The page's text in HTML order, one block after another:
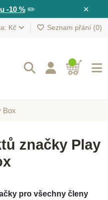
×
-10 %✏️
Kč Seznam přání (0)
Box
značky Play
pro všechny členy